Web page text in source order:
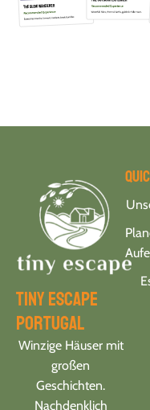
tiny escape
portugal
Winzige Häuser mit
großen
Geschichten.
Nachdenklich